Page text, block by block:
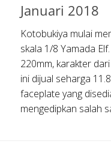
Januari 2018
Kotobukiya mulai
skala 1/8 Yamada
220mm, karakter
ini dijual seharga
faceplate yang
mengedipkan salah